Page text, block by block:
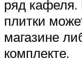
ряд кафеля.
плитки
магазине
комплекте.